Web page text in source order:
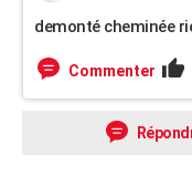
demonté cheminée
Commenter